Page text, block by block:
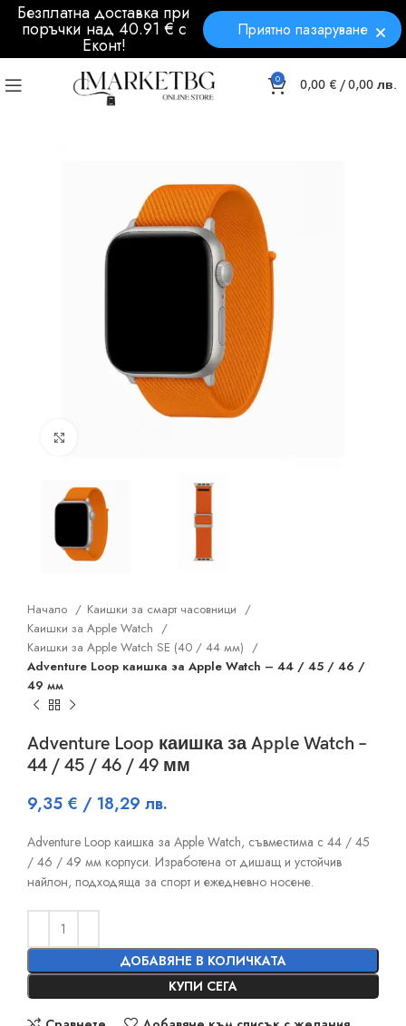
Безплатна доставка при
поръчки над 40.91 € с
Еконт!
Приятно пазаруване
0 0,00 € / 0,00 лв.
Начало
Каишки за смарт часовници
Каишки за Apple Watch
Каишки за Apple Watch SE (40 / 44 мм)
Adventure Loop каишка за Apple Watch – 44 / 45 / 46 /
49 мм
Adventure Loop каишка за Apple Watch –
44 / 45 / 46 / 49 мм
9,35 € / 18,29 лв.
Adventure Loop каишка за Apple Watch, съвместима с 44 / 45
/ 46 / 49 мм корпуси. Изработена от дишащ и устойчив
найлон, подходяща за спорт и ежедневно носене.
ДОБАВЯНЕ В КОЛИЧКАТА
КУПИ СЕГА